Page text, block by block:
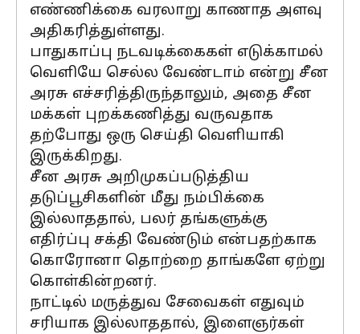
எண்ணிக்கை வரலாறு காணாத அளவு
அதிகரித்துள்ளது.
பாதுகாப்பு நடவடிக்கைகள் எடுக்காமல்
வெளியே செல்ல வேண்டாம் என்று சீன
அரசு எச்சரித்திருந்தாலும், அதை சீன
மக்கள் புறக்கணித்து வருவதாக
தற்போது ஒரு செய்தி வெளியாகி
இருக்கிறது.
சீன அரசு அறிமுகப்படுத்திய
தடுப்பூசிகளின் மீது நம்பிக்கை
இல்லாததால், பலர் தங்களுக்கு
எதிர்ப்பு சக்தி வேண்டும் என்பதற்காக
கொரோனா தொற்றை தாங்களே ஏற்று
கொள்கின்றனர்.
நாட்டில் மருத்துவ சேவைகள் எதுவும்
சரியாக இல்லாததால், இளைஞர்கள்